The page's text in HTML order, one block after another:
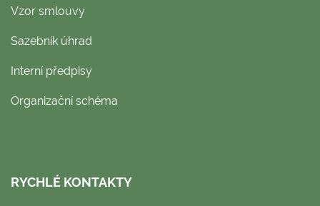
Vzor smlouvy
Sazebník úhrad
Interní předpisy
Organizační schéma
RYCHLÉ KONTAKTY